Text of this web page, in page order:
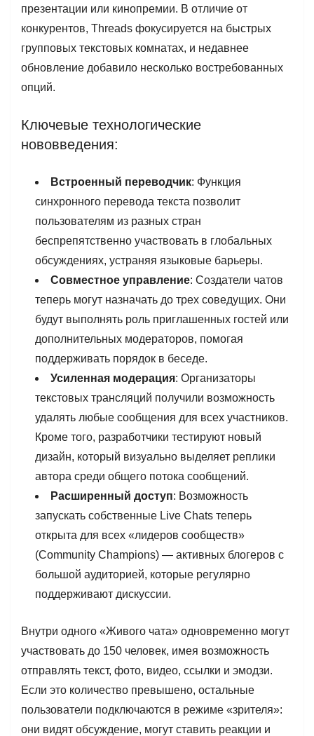
презентации или кинопремии. В отличие от
конкурентов, Threads фокусируется на быстрых
групповых текстовых комнатах, и недавнее
обновление добавило несколько востребованных
опций.
Ключевые технологические
нововведения:
Встроенный переводчик: Функция
синхронного перевода текста позволит
пользователям из разных стран
беспрепятственно участвовать в глобальных
обсуждениях, устраняя языковые барьеры.
Совместное управление: Создатели чатов
теперь могут назначать до трех соведущих. Они
будут выполнять роль приглашенных гостей или
дополнительных модераторов, помогая
поддерживать порядок в беседе.
Усиленная модерация: Организаторы
текстовых трансляций получили возможность
удалять любые сообщения для всех участников.
Кроме того, разработчики тестируют новый
дизайн, который визуально выделяет реплики
автора среди общего потока сообщений.
Расширенный доступ: Возможность
запускать собственные Live Chats теперь
открыта для всех «лидеров сообществ»
(Community Champions) — активных блогеров с
большой аудиторией, которые регулярно
поддерживают дискуссии.
Внутри одного «Живого чата» одновременно могут
участвовать до 150 человек, имея возможность
отправлять текст, фото, видео, ссылки и эмодзи.
Если это количество превышено, остальные
пользователи подключаются в режиме «зрителя»:
они видят обсуждение, могут ставить реакции и